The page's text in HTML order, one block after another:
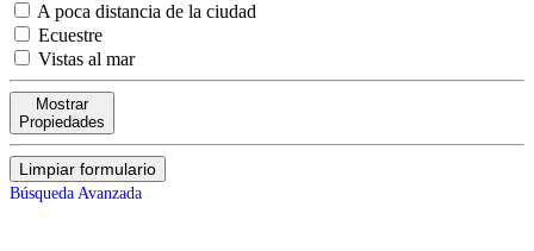
A poca distancia de la ciudad
Ecuestre
Vistas al mar
Mostrar
Propiedades
Limpiar formulario
Búsqueda Avanzada